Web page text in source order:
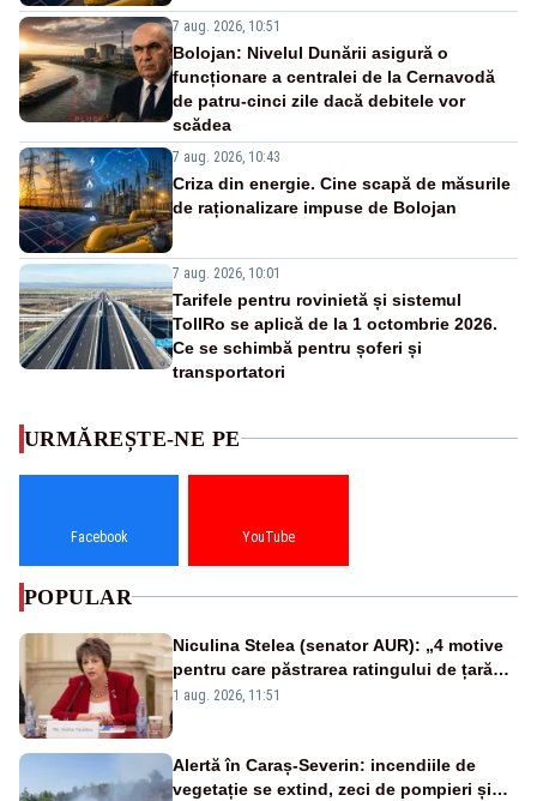
7 aug. 2026, 10:51
Bolojan: Nivelul Dunării asigură o
funcționare a centralei de la Cernavodă
de patru-cinci zile dacă debitele vor
scădea
7 aug. 2026, 10:43
Criza din energie. Cine scapă de măsurile
de raționalizare impuse de Bolojan
7 aug. 2026, 10:01
Tarifele pentru rovinietă și sistemul
TollRo se aplică de la 1 octombrie 2026.
Ce se schimbă pentru șoferi și
transportatori
URMĂREȘTE-NE PE
Facebook YouTube
POPULAR
Niculina Stelea (senator AUR): „4 motive
pentru care păstrarea ratingului de țară
nu este o reușită pentru Guvernul
1 aug. 2026, 11:51
Alertă în Caraș-Severin: incendiile de
vegetație se extind, zeci de pompieri și